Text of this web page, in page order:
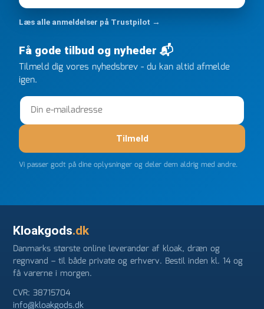
kunne overholde en 2 måneder gammel aftale. Jeg
ringede onsdag kl 16, og min store ordre kom dagen
efter kl 6.45! Kan slet ikke få armene ned, og næste
gang jeg skal bruge noget, vil jeg ringe til dem
FØRST. De varmeste og venligste hilsner fra Rene
Læs alle anmeldelser på Trustpilot →
Få gode tilbud og nyheder 📬
Tilmeld dig vores nyhedsbrev - du kan altid afmelde
igen.
Tilmeld
Vi passer godt på dine oplysninger og deler dem aldrig med andre.
Kloakgods.dk
Danmarks største online leverandør af kloak, dræn og
regnvand – til både private og erhverv. Bestil inden kl. 14 og
få varerne i morgen.
CVR: 38715704
info@kloakgods.dk